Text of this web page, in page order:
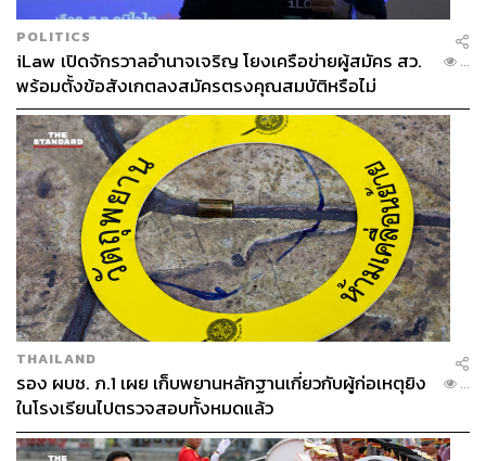
มาฝั่งไทยกันบ้าง Shrimps Clay Pot with Vermicelli (620
บาท)กุ้งอบวุ้นเส้น เมนูคลาสสิกของไทยที่ถูกตีความใหม่ ให้
รสชาติลุ่มลึกและหอมกลิ่นเครื่องปรุงได้อย่างชัดเจน กินได้เพ
ลินๆ
POLITICS
iLaw เปิดจักรวาลอำนาจเจริญ โยงเครือข่ายผู้สมัคร สว.
พร้อมตั้งข้อสังเกตลงสมัครตรงคุณสมบัติหรือไม่
...
THAILAND
รอง ผบช. ภ.1 เผย เก็บพยานหลักฐานเกี่ยวกับผู้ก่อเหตุยิง
ในโรงเรียนไปตรวจสอบทั้งหมดแล้ว
...